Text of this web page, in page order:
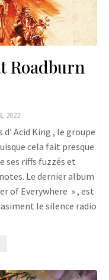
Roadburn
2022
Acid King , le groupe
cela fait presque
ses riffs fuzzés et
Le dernier album
of Everywhere » , est
le silence radio